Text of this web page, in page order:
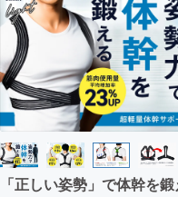
テクノロジー
映像・映画
ビジネス・起
まちづくり・
「正しい姿勢」で体幹を